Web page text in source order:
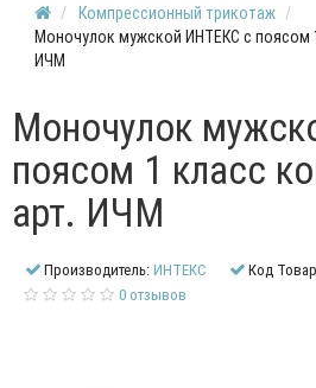
Компрессионный трикотаж
Моночулок мужской ИНТЕКС с поясом
ИЧМ
Моночулок
поясом 1 класс
арт. ИЧМ
Производитель:ИНТЕКС Код
0 отзывов